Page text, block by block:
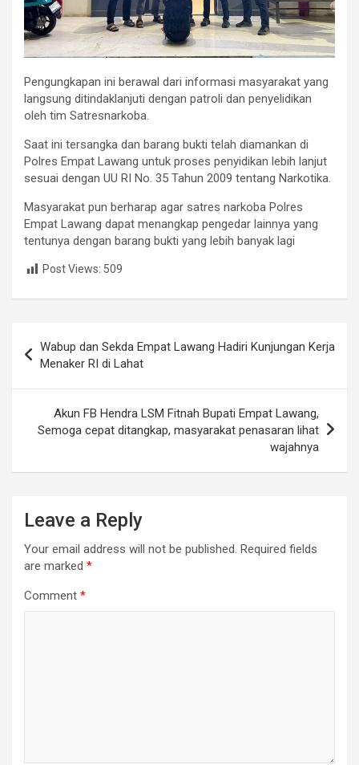
Pengungkapan ini berawal dari informasi masyarakat yang
langsung ditindaklanjuti dengan patroli dan penyelidikan
oleh tim Satresnarkoba.
Saat ini tersangka dan barang bukti telah diamankan di
Polres Empat Lawang untuk proses penyidikan lebih lanjut
sesuai dengan UU RI No. 35 Tahun 2009 tentang Narkotika.
Masyarakat pun berharap agar satres narkoba Polres
Empat Lawang dapat menangkap pengedar lainnya yang
tentunya dengan barang bukti yang lebih banyak lagi
Post Views: 509
navigation
Wabup dan Sekda Empat Lawang Hadiri Kunjungan Kerja
Menaker RI di Lahat
Akun FB Hendra LSM Fitnah Bupati Empat Lawang,
Semoga cepat ditangkap, masyarakat penasaran lihat
wajahnya
Leave a Reply
Your email address will not be published. Required fields
are marked *
Comment *